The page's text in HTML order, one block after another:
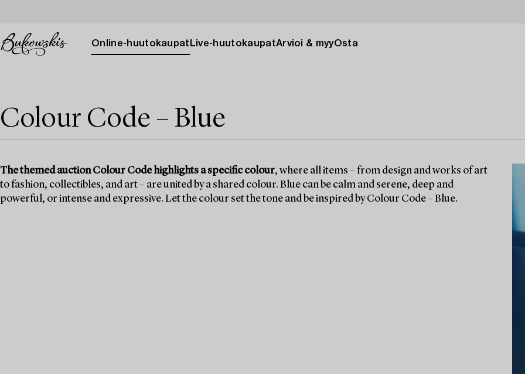
Online-huutokaupat Live-huutokaupatArvioi & myyOsta
Colour Code – Blue
The themed auction Colour Code highlights a specific colour, where all items – from design and works of art
to fashion, collectibles, and art – are united by a shared colour. Blue can be calm and serene, deep and
powerful, or intense and expressive. Let the colour set the tone and be inspired by Colour Code – Blue.